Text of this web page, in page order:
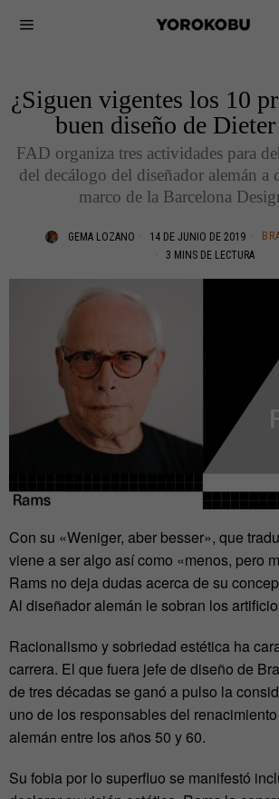
¿Siguen vigentes los 10
buen diseño de
FAD organiza tres actividades para
del decálogo del diseñador alemán a
marco de la Barcelona
GEMA LOZANO 14 DE JUNIO DE 2019
3 MINS DE LECTURA
Con su «Weniger, aber besser», que
viene a ser algo así como «menos, pero
Rams no deja dudas acerca de su
Al diseñador alemán le sobran los
Racionalismo y sobriedad estética ha
carrera. El que fuera jefe de diseño de
de tres décadas se ganó a pulso la
uno de los responsables del
alemán entre los años 50 y 60.
Su fobia por lo superfluo se manifestó